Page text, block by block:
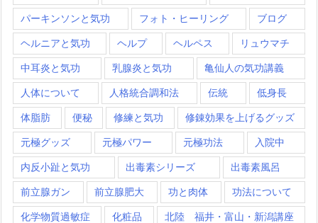
パーキンソンと気功 フォト・ヒーリング ブログ
ヘルニアと気功 ヘルプ ヘルペス リュウマチ
中耳炎と気功 乳腺炎と気功 亀仙人の気功講義
人体について 人格統合調和法 伝統 低身長
体脂肪 便秘 修練と気功 修錬効果を上げるグッズ
元極グッズ 元極パワー 元極功法 入院中
内反小趾と気功 出毒素シリーズ 出毒素風呂
前立腺ガン 前立腺肥大 功と肉体 功法について
化学物質過敏症 化粧品 北陸 福井・富山・新潟講座